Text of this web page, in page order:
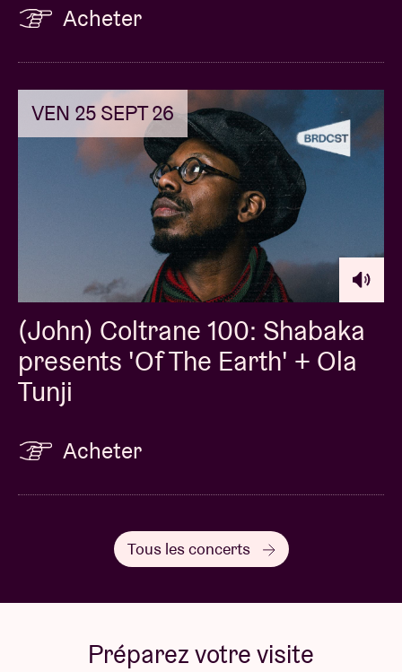
Acheter
VEN 25 SEPT 26
(John) Coltrane 100: Shabaka
presents 'Of The Earth' + Ola
Tunji
Acheter
Tous les concerts
Préparez votre visite